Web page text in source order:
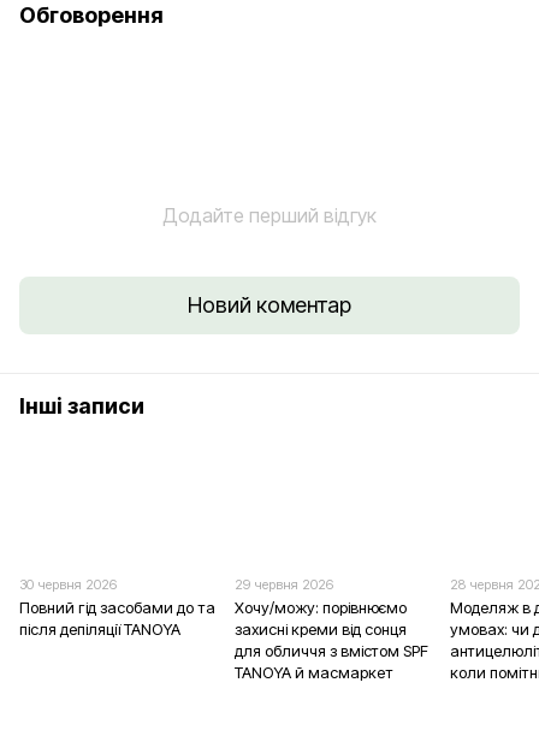
Обговорення
Додайте перший відгук
Новий коментар
Інші записи
30 червня 2026
Повний гід засобами до та
після депіляції TANOYA
29 червня 2026
Хочу/можу: порівнюємо
захисні креми від сонця
для обличчя з вмістом SPF
TANOYA й масмаркет
28 червня
Моделяж в
умовах: чи
коли